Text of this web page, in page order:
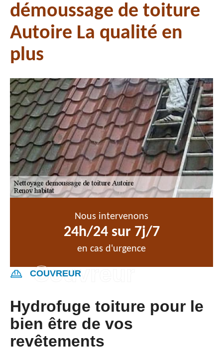
démoussage de toiture
Autoire La qualité en
plus
Nous intervenons
24h/24 sur 7j/7
en cas d'urgence
COUVREUR
Hydrofuge toiture pour le
bien être de vos
revêtements